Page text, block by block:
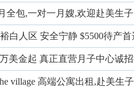
全包,一对一月嫂,欢迎赴美生
裕白人区 安全宁静 $5500待产首
美金起 真正直营月子中心诚
village 高端公寓出租,赴美生